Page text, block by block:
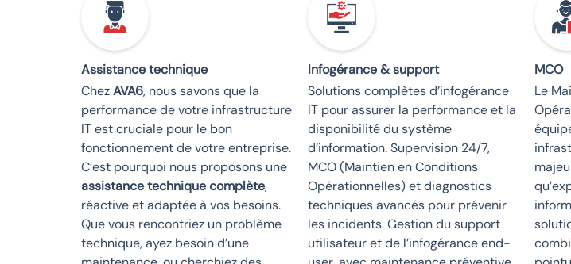
Assistance technique
ChezAVA6, nous savons que la
performance de votre infrastructure
IT est cruciale pour le bon
fonctionnement de votre entreprise.
C’est pourquoi nous proposons une
assistance technique complète,
réactive et adaptée à vos besoins.
Que vous rencontriez un problème
technique, ayez besoin d’une
Infogérance & support
Solutions complètes d’infogérance
IT pour assurer la performance et la
disponibilité du système
d’information. Supervision 24/7,
MCO (Maintien en Conditions
Opérationnelles) et diagnostics
techniques avancés pour prévenir
les incidents. Gestion du support
utilisateur et de l’infogérance end-
MCO
Le